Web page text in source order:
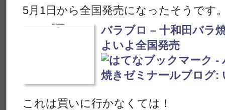
5月1日から全国発売になったそうです
バラブロ – 十和田バラ
よいよ全国発売
これは買いに行かなくては！